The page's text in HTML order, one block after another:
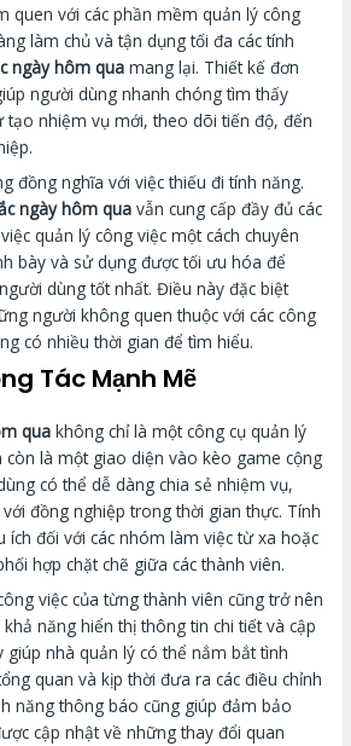
quen với các phần mềm quản lý công
làm chủ và tận dụng tối đa các tính
ngày hôm qua mang lại. Thiết kế đơn
người dùng nhanh chóng tìm thấy
tạo nhiệm vụ mới, theo dõi tiến độ, đến
đồng nghĩa với việc thiếu đi tính năng.
ngày hôm qua vẫn cung cấp đầy đủ các
quản lý công việc một cách chuyên
bày và sử dụng được tối ưu hóa để
dùng tốt nhất. Điều này đặc biệt
người không quen thuộc với các công
có nhiều thời gian để tìm hiểu.
Tác Mạnh Mẽ
qua không chỉ là một công cụ quản lý
còn là một giao diện vào kèo game cộng
có thể dễ dàng chia sẻ nhiệm vụ,
đồng nghiệp trong thời gian thực. Tính
ích đối với các nhóm làm việc từ xa hoặc
hợp chặt chẽ giữa các thành viên.
việc của từng thành viên cũng trở nên
năng hiển thị thông tin chi tiết và cập
giúp nhà quản lý có thể nắm bắt tình
quan và kịp thời đưa ra các điều chỉnh
năng thông báo cũng giúp đảm bảo
cập nhật về những thay đổi quan